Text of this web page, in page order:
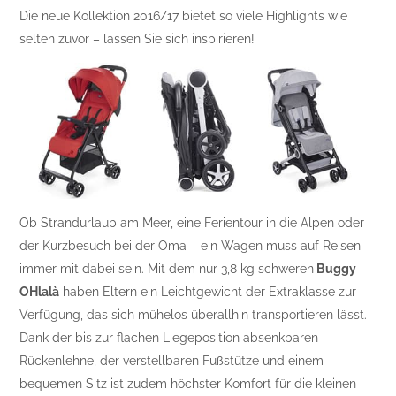
Die neue Kollektion 2016/17 bietet so viele Highlights wie
selten zuvor – lassen Sie sich inspirieren!
Ob Strandurlaub am Meer, eine Ferientour in die Alpen oder
der Kurzbesuch bei der Oma – ein Wagen muss auf Reisen
immer mit dabei sein. Mit dem nur 3,8 kg schweren Buggy
OHlalà haben Eltern ein Leichtgewicht der Extraklasse zur
Verfügung, das sich mühelos überallhin transportieren lässt.
Dank der bis zur flachen Liegeposition absenkbaren
Rückenlehne, der verstellbaren Fußstütze und einem
bequemen Sitz ist zudem höchster Komfort für die kleinen